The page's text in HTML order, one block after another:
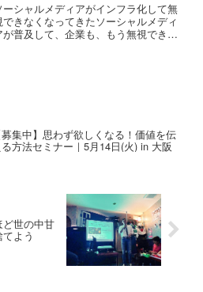
ーシャルメディアがインフラ化して無
できなくなってきたソーシャルメディ
が普及して、企業も、もう無視できな
募集中】思わず欲しくなる！価値を伝
える方法セミナー｜5月14日(火) in 大阪
世の中甘
よう